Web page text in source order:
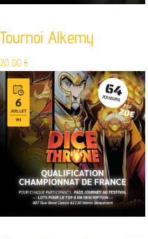
Tournoi Alkemy
20,00 €